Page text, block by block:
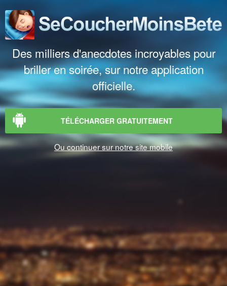
Des milliers d'anecdotes incroyables pour
briller en soirée, sur notre application
officielle.
TÉLÉCHARGER GRATUITEMENT
Ou continuer sur notre site mobile